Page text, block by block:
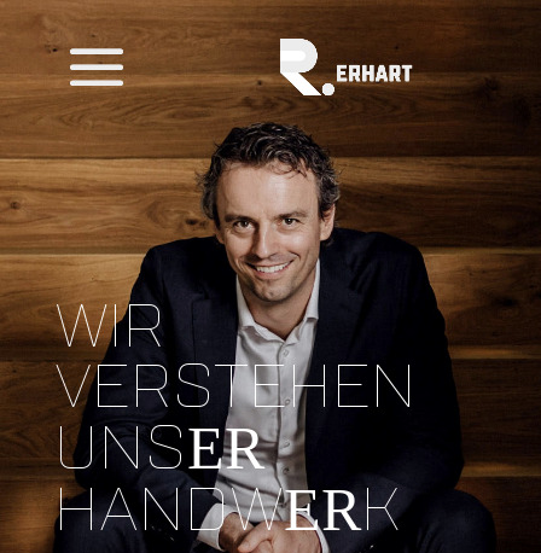
WIR
VERSTEHEN
UNSER
HANDWERK